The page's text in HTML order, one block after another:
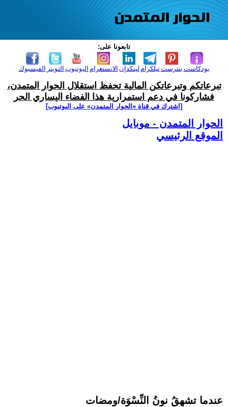
تابعونا على:
الفيسبوك التويتر اليوتيوب الانستغرام لينكدإن تيلكرامبنترست بودكاست
تبرعاتكم وتبرعاتكن المالية تحفظ استقلال الحوار المتمدن،
فشاركونا في دعم استمرارية هذا الفضاء اليساري الحر
[اشترك في قناة ‫«الحوار المتمدن» على اليوتيوب]
الحوار المتمدن - موبايل
الموقع الرئيسي
عندما تشهقُ نونُ النِّسْوَة/ومضات